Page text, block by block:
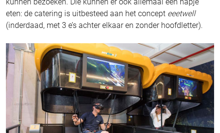
eten: de catering is uitbesteed aan het concept eeetwell
(inderdaad, met 3 e’s achter elkaar en zonder hoofdletter).